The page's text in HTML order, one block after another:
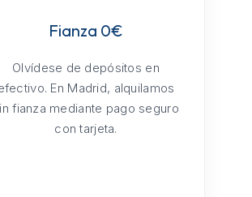
Fianza 0€
Olvídese de depósitos en
En Madrid, alquilamos
fianza mediante pago seguro
con tarjeta.